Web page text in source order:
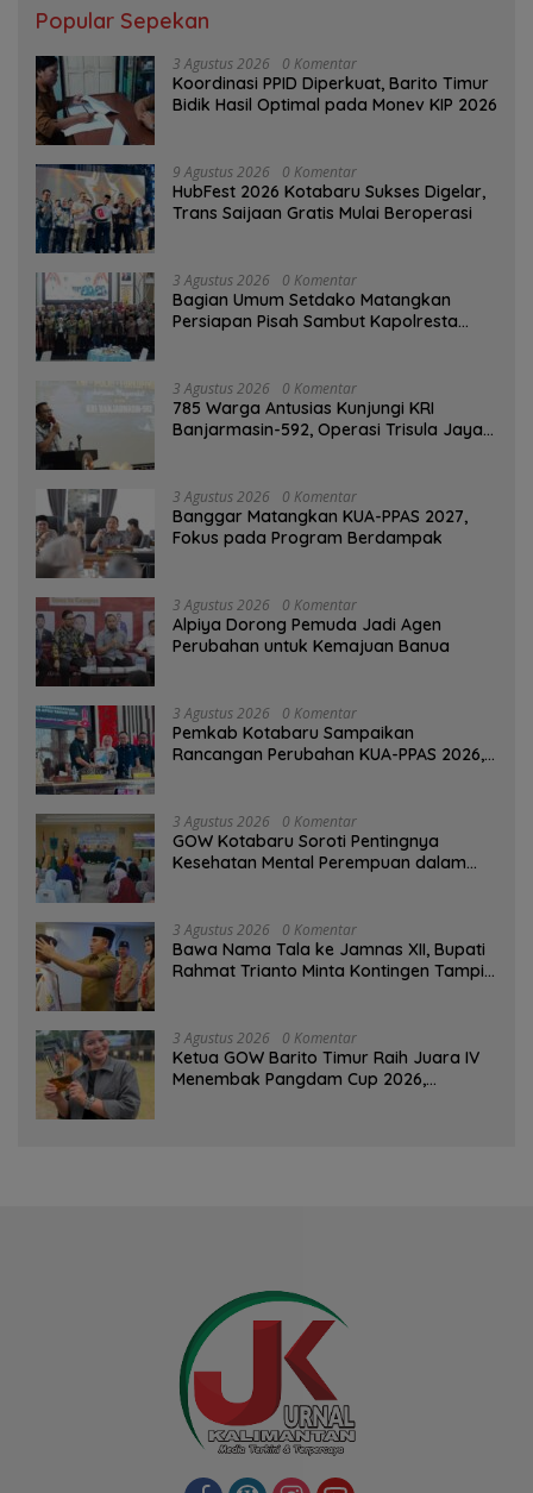
Popular Sepekan
3 Agustus 2026 0 Komentar
Koordinasi PPID Diperkuat, Barito Timur
Bidik Hasil Optimal pada Monev KIP 2026
9 Agustus 2026 0 Komentar
HubFest 2026 Kotabaru Sukses Digelar,
Trans Saijaan Gratis Mulai Beroperasi
3 Agustus 2026 0 Komentar
Bagian Umum Setdako Matangkan
Persiapan Pisah Sambut Kapolresta
3 Agustus 2026 0 Komentar
785 Warga Antusias Kunjungi KRI
Banjarmasin-592, Operasi Trisula Jaya
3 Agustus 2026 0 Komentar
‎Banggar Matangkan KUA-PPAS 2027,
Fokus pada Program Berdampak
3 Agustus 2026 0 Komentar
‎Alpiya Dorong Pemuda Jadi Agen
Perubahan untuk Kemajuan Banua ‎
3 Agustus 2026 0 Komentar
Pemkab Kotabaru Sampaikan
Rancangan Perubahan KUA-PPAS 2026,
3 Agustus 2026 0 Komentar
GOW Kotabaru Soroti Pentingnya
Kesehatan Mental Perempuan dalam
3 Agustus 2026 0 Komentar
Bawa Nama Tala ke Jamnas XII, Bupati
Rahmat Trianto Minta Kontingen Tampil
3 Agustus 2026 0 Komentar
Ketua GOW Barito Timur Raih Juara IV
Menembak Pangdam Cup 2026,